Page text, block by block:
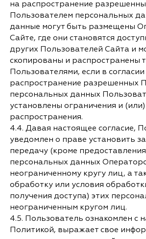
на распространение
Пользователем персональных
данные могут быть размещены
Сайте, где они становятся
других Пользователей Сайта и
скопированы и распространены
Пользователями, если в
распространение разрешенных
персональных данных
установлены ограничения и
распространения.
4.4. Давая настоящее согласие,
уведомлен о праве установить
передачу (кроме
персональных данных
неограниченному кругу лиц, а
обработку или условия
получения доступа) этих
неограниченным кругом лиц.
4.5. Пользователь ознакомлен с
Политикой, выражает свое